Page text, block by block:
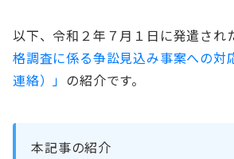
以下、令和２年７月１日に発遣され
格調査に係る争訟見込み事案への対
連絡）」 の紹介です。
本記事の紹介